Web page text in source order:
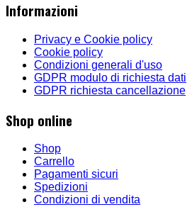
Informazioni
Privacy e Cookie policy
Cookie policy
Condizioni generali d'uso
GDPR modulo di richiesta dati
GDPR richiesta cancellazione
Shop online
Shop
Carrello
Pagamenti sicuri
Spedizioni
Condizioni di vendita